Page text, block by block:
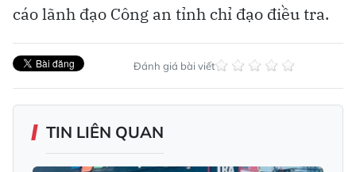
cáo lãnh đạo Công an tỉnh chỉ đạo điều tra.
Đánh giá bài viết
TIN LIÊN QUAN